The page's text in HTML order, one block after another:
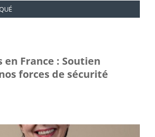
en France : Soutien
forces de sécurité